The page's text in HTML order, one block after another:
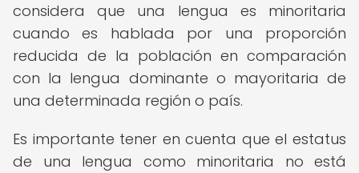
considera que una lengua es minoritaria
cuando es hablada por una proporción
reducida de la población en comparación
con la lengua dominante o mayoritaria de
una determinada región o país.
Es importante tener en cuenta que el estatus
de una lengua como minoritaria no está